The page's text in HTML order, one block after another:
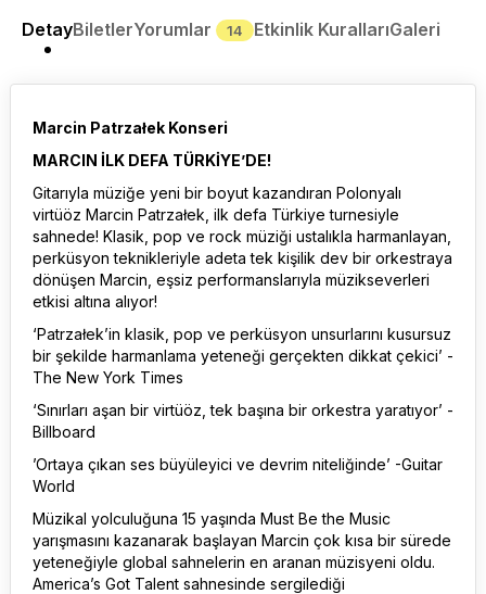
DetayBiletlerYorumlar 14 Etkinlik KurallarıGaleri
Marcin Patrzałek Konseri
MARCIN İLK DEFA TÜRKİYE’DE!
Gitarıyla müziğe yeni bir boyut kazandıran Polonyalı
virtüöz Marcin Patrzałek, ilk defa Türkiye turnesiyle
sahnede! Klasik, pop ve rock müziği ustalıkla harmanlayan,
perküsyon teknikleriyle adeta tek kişilik dev bir orkestraya
dönüşen Marcin, eşsiz performanslarıyla müzikseverleri
etkisi altına alıyor!
‘Patrzałek’in klasik, pop ve perküsyon unsurlarını kusursuz
bir şekilde harmanlama yeteneği gerçekten dikkat çekici’ -
The New York Times
‘Sınırları aşan bir virtüöz, tek başına bir orkestra yaratıyor’ -
Billboard
’Ortaya çıkan ses büyüleyici ve devrim niteliğinde’ -Guitar
World
Müzikal yolculuğuna 15 yaşında Must Be the Music
yarışmasını kazanarak başlayan Marcin çok kısa bir sürede
yeteneğiyle global sahnelerin en aranan müzisyeni oldu.
America’s Got Talent sahnesinde sergilediği